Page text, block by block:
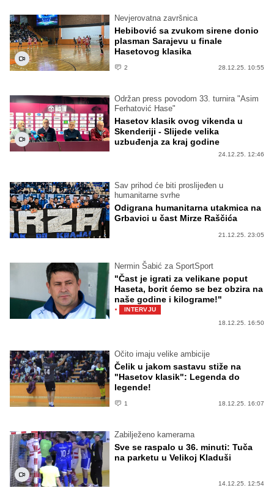
Nevjerovatna završnica
Hebibović sa zvukom sirene donio
plasman Sarajevu u finale
Hasetovog klasika
2 28.12.25. 10:55
Održan press povodom 33. turnira "Asim
Ferhatović Hase"
Hasetov klasik ovog vikenda u
Skenderiji - Slijede velika
uzbuđenja za kraj godine
24.12.25. 12:46
Sav prihod će biti proslijeđen u
humanitarne svrhe
Odigrana humanitarna utakmica na
Grbavici u čast Mirze Raščića
21.12.25. 23:05
Nermin Šabić za SportSport
"Čast je igrati za velikane poput
Haseta, borit ćemo se bez obzira na
naše godine i kilograme!"
·
INTERVJU
18.12.25. 16:50
Očito imaju velike ambicije
Čelik u jakom sastavu stiže na
"Hasetov klasik": Legenda do
legende!
1 18.12.25. 16:07
Zabilježeno kamerama
Sve se raspalo u 36. minuti: Tuča
na parketu u Velikoj Kladuši
14.12.25. 12:54